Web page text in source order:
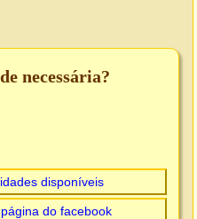
necessária?
disponíveis
do facebook